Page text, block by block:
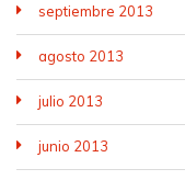
septiembre 2013
agosto 2013
julio 2013
junio 2013